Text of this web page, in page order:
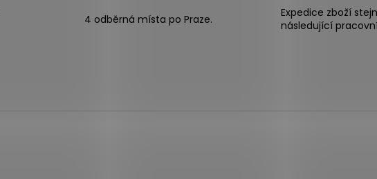
4 odběrná místa po Praze.
Expedice zboží
následující